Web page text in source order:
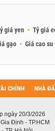
giá yen Tỷ giá
gạo Giá cao su
CHÍNH NHÀ
ngày 20/3/2026
Định - TP.HCM